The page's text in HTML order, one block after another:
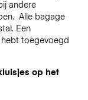
andere
Alle bagage
Een
toegevoegd
op het